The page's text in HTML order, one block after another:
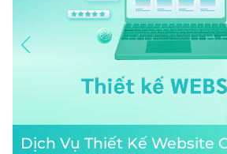
Dịch Vụ Thiết Kế Website